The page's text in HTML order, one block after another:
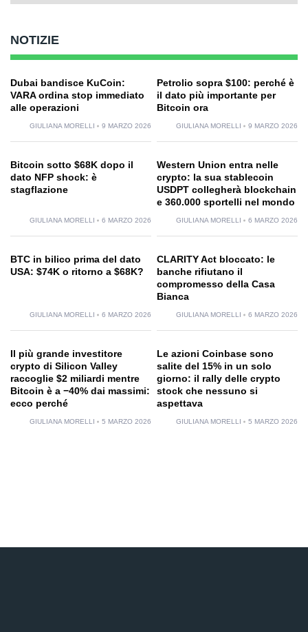
NOTIZIE
Dubai bandisce KuCoin:
VARA ordina stop immediato
alle operazioni
GIULIANA MORELLI 9 MARZO 2026
Petrolio sopra $100: perché è
il dato più importante per
Bitcoin ora
GIULIANA MORELLI 9 MARZO 2026
Bitcoin sotto $68K dopo il
dato NFP shock: è
stagflazione
GIULIANA MORELLI 6 MARZO 2026
Western Union entra nelle
crypto: la sua stablecoin
USDPT collegherà blockchain
e 360.000 sportelli nel mondo
GIULIANA MORELLI 6 MARZO 2026
BTC in bilico prima del dato
USA: $74K o ritorno a $68K?
GIULIANA MORELLI 6 MARZO 2026
CLARITY Act bloccato: le
banche rifiutano il
compromesso della Casa
Bianca
GIULIANA MORELLI 6 MARZO 2026
Il più grande investitore
crypto di Silicon Valley
raccoglie $2 miliardi mentre
Bitcoin è a −40% dai massimi:
ecco perché
GIULIANA MORELLI 5 MARZO 2026
Le azioni Coinbase sono
salite del 15% in un solo
giorno: il rally delle crypto
stock che nessuno si
aspettava
GIULIANA MORELLI 5 MARZO 2026